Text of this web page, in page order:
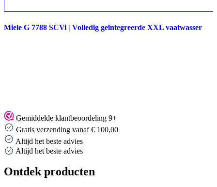
Miele G 7788 SCVi | Volledig geïntegreerde XXL vaatwasser
Gemiddelde klantbeoordeling 9+
Gratis verzending vanaf € 100,00
Altijd het beste advies
Altijd het beste advies
Ontdek producten